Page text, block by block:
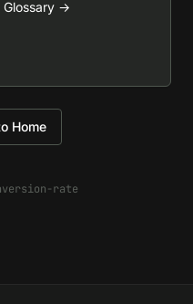
Glossary →
Home
rate